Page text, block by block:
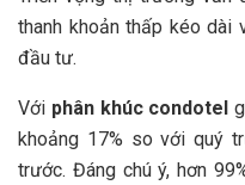
thanh khoản thấp kéo dài
đầu tư.
Với phân khúc condotel
khoảng 17% so với quý
trước. Đáng chú ý, hơn